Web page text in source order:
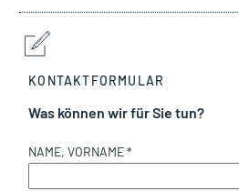
KONTAKTFORMULAR
Was können wir für Sie tun?
NAME, VORNAME *